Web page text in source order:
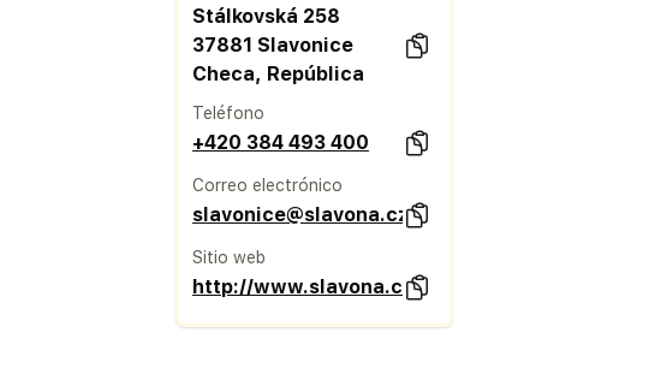
Stálkovská 258
37881 Slavonice
Checa, República
Teléfono
+420 384 493 400
Correo electrónico
slavonice@slavona.cz
Sitio web
http://www.slavona.cz